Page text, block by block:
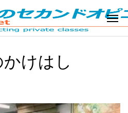
けはし